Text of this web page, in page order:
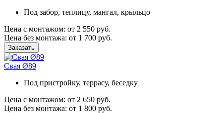
Под забор, теплицу, мангал, крыльцо
Цена с монтажом: от 2 550 руб.
Цена без монтажа: от 1 700 руб.
Заказать
Свая Ø89
Под пристройку, террасу, беседку
Цена с монтажом: от 2 650 руб.
Цена без монтажа: от 1 800 руб.